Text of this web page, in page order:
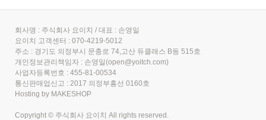
회사명 : 주식회사 요이치 / 대표 : 손영일
요이치 고객센터 : 070-4219-5012
주소 : 경기도 의정부시 문충로 74,고산 듀클래스 B동 515호
개인정보관리책임자 : 손영일(open@yoitch.com)
사업자등록번호 : 455-81-00534
통신판매업신고 : 2017 의정부흥선 0160호
Hosting by MAKESHOP
Copyright © 주식회사 요이치 All rights reserved.